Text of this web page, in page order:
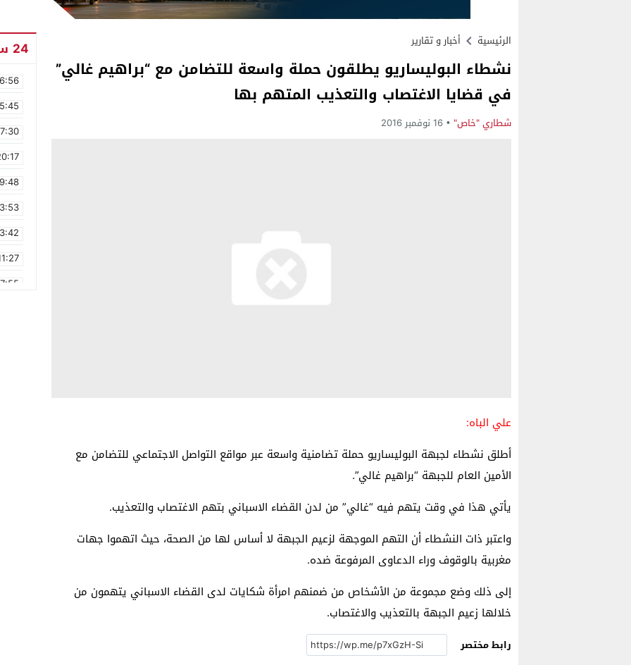
الرئيسية أخبار و تقارير
نشطاء البوليساريو يطلقون حملة واسعة للتضامن مع “براهيم غالي”
في قضايا الاغتصاب والتعذيب المتهم بها
شطاري "خاص" 16 نوفمبر 2016
علي الباه:
أطلق نشطاء لجبهة البوليساريو حملة تضامنية واسعة عبر مواقع التواصل الاجتماعي للتضامن مع
الأمين العام للجبهة “براهيم غالي”.
يأتي هذا في وقت يتهم فيه “غالي” من لدن القضاء الاسباني بتهم الاغتصاب والتعذيب.
واعتبر ذات النشطاء أن التهم الموجهة لزعيم الجبهة لا أساس لها من الصحة، حيث اتهموا جهات
مغربية بالوقوف وراء الدعاوى المرفوعة ضده.
إلى ذلك وضع مجموعة من الأشخاص من ضمنهم امرأة شكايات لدى القضاء الاسباني يتهمون من
خلالها زعيم الجبهة بالتعذيب والاغتصاب.
رابط مختصر
24 ساعة